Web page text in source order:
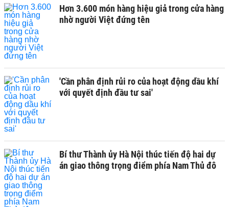
Hơn 3.600 món hàng hiệu giả trong cửa hàng
nhờ người Việt đứng tên
'Cần phân định rủi ro của hoạt động dầu khí
với quyết định đầu tư sai'
Bí thư Thành ủy Hà Nội thúc tiến độ hai dự
án giao thông trọng điểm phía Nam Thủ đô